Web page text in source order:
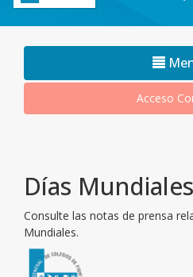
movil
Acceso
Días Mundiales
Consulte las notas de prensa
Mundiales.